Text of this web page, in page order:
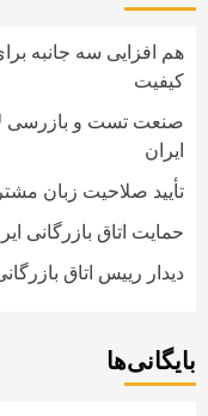
هم افزایی سه جانبه
کیفیت
صنعت تست و بازرسی
ایران
تأیید صلاحیت زبان
حمایت اتاق بازرگانی
دیدار رییس اتاق
بایگانی‌ها